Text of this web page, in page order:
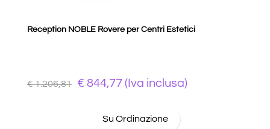
Reception NOBLE Rovere per Centri Estetici
€ 1.206,81 € 844,77 (Iva inclusa)
Su Ordinazione